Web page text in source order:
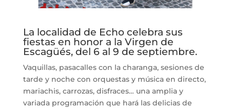
La localidad de Echo celebra sus
fiestas en honor a la Virgen de
Escagüés, del 6 al 9 de septiembre.
Vaquillas, pasacalles con la charanga, sesiones de
tarde y noche con orquestas y música en directo,
mariachis, carrozas, disfraces… una amplia y
variada programación que hará las delicias de